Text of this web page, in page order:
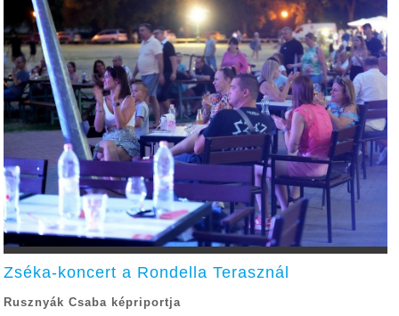
Zséka-koncert a Rondella Terasznál
Rusznyák Csaba képriportja